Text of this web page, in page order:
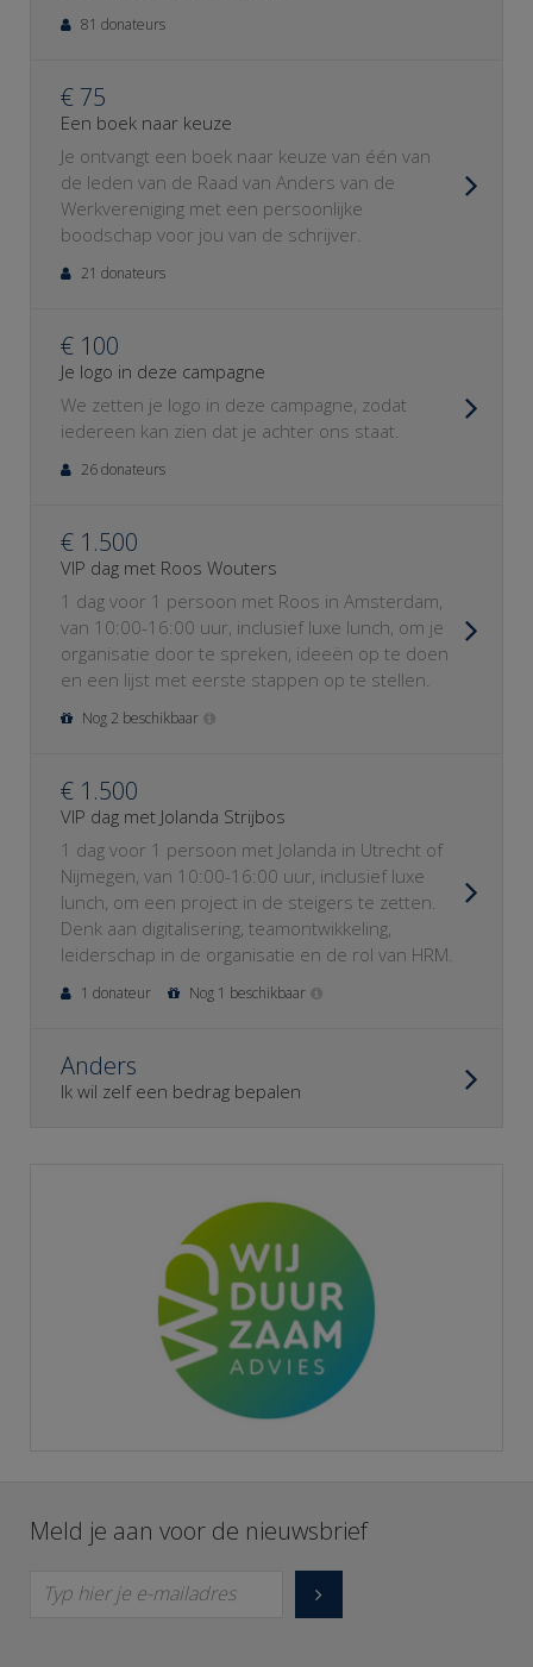
81 donateurs
€ 75
Een boek naar keuze
Je ontvangt een boek naar keuze van één van
de leden van de Raad van Anders van de
Werkvereniging met een persoonlijke
boodschap voor jou van de schrijver.
21 donateurs
€ 100
Je logo in deze campagne
We zetten je logo in deze campagne, zodat
iedereen kan zien dat je achter ons staat.
26 donateurs
€ 1.500
VIP dag met Roos Wouters
1 dag voor 1 persoon met Roos in Amsterdam,
van 10:00-16:00 uur, inclusief luxe lunch, om je
organisatie door te spreken, ideeën op te doen
en een lijst met eerste stappen op te stellen.
Nog 2 beschikbaar
€ 1.500
VIP dag met Jolanda Strijbos
1 dag voor 1 persoon met Jolanda in Utrecht of
Nijmegen, van 10:00-16:00 uur, inclusief luxe
lunch, om een project in de steigers te zetten.
Denk aan digitalisering, teamontwikkeling,
leiderschap in de organisatie en de rol van HRM.
1 donateur Nog 1 beschikbaar
Anders
Ik wil zelf een bedrag bepalen
Meld je aan voor de nieuwsbrief
Typ hier je e-mailadres